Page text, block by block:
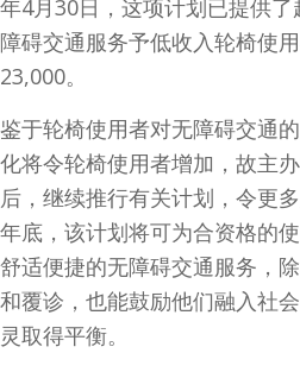
年4月30日，这项计划已提供
障碍交通服务予低收入轮椅使
23,000。
鉴于轮椅使用者对无障碍交通
化将令轮椅使用者增加，故主
后，继续推行有关计划，令更
年底，该计划将可为合资格的
舒适便捷的无障碍交通服务，
和覆诊，也能鼓励他们融入社
灵取得平衡。